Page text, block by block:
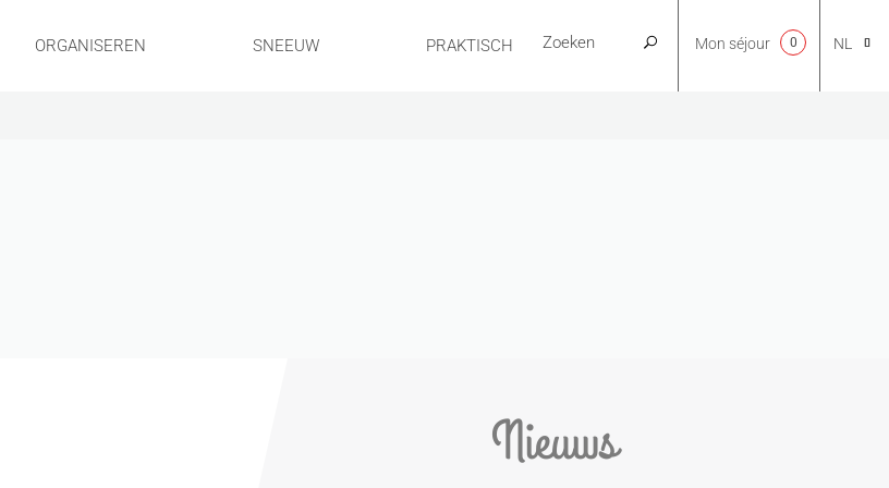
ORGANISEREN SNEEUW PRAKTISCH NL
Mon séjour 0
Nieuws